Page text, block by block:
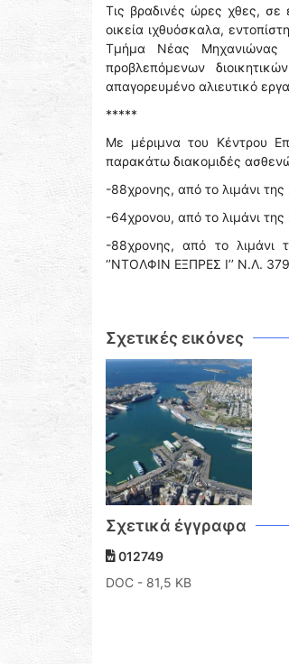
Τις βραδινές ώρες χθες, σε
οικεία ιχθυόσκαλα,
Τμήμα Νέας Μηχανιώνας
προβλεπόμενων
απαγορευμένο αλιευτικό
*****
Με μέριμνα του Κέντρου
παρακάτω διακομιδές
-88χρονης, από το λιμάνι
-64χρονου, από το λιμάνι
-88χρονης, από το λιμάνι
‘’ΝΤΟΛΦΙΝ ΕΞΠΡΕΣ Ι’’ Ν.Λ.
Σχετικές εικόνες
Σχετικά έγγραφα
012749
DOC - 81,5 KB